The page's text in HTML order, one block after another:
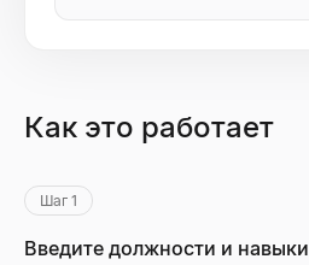
Как это работает
Шаг 1
Введите должности и навыки